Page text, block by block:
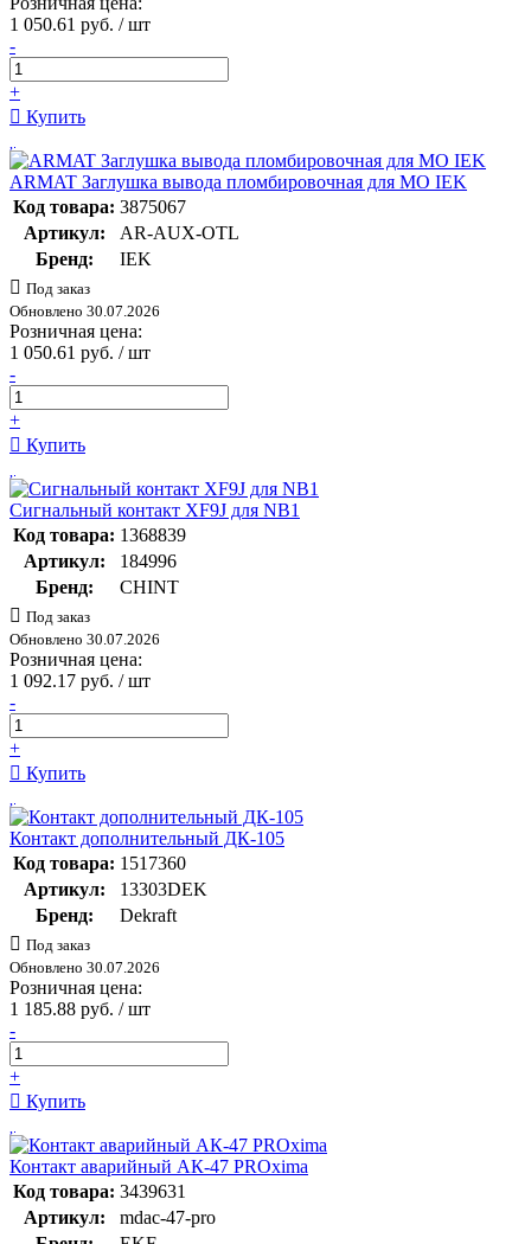
1 050.61 руб. / шт
-
+
Купить
ARMAT Заглушка вывода пломбировочная для МО IEK
Код товара: 3875067
Артикул:
AR-AUX-OTL
Бренд:
IEK
Под заказ
Обновлено 30.07.2026
Розничная цена:
1 050.61 руб. / шт
-
+
Купить
Сигнальный контакт XF9J для NB1
Код товара: 1368839
Артикул:
184996
Бренд:
CHINT
Под заказ
Обновлено 30.07.2026
Розничная цена:
1 092.17 руб. / шт
-
+
Купить
Контакт дополнительный ДК-105
Код товара: 1517360
Артикул:
13303DEK
Бренд:
Dekraft
Под заказ
Обновлено 30.07.2026
Розничная цена:
1 185.88 руб. / шт
-
+
Купить
Контакт аварийный АК-47 PROxima
Код товара: 3439631
Артикул:
mdac-47-pro